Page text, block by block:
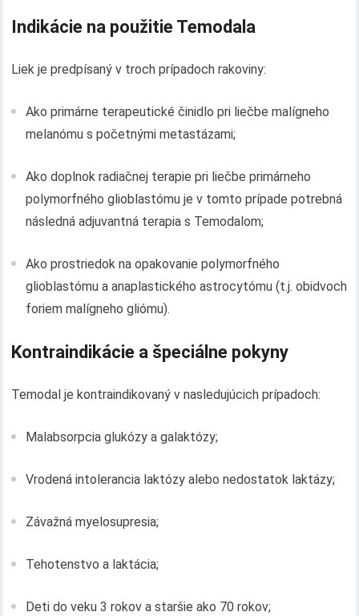
Indikácie na použitie Temodala
Liek je predpísaný v troch prípadoch rakoviny:
Ako primárne terapeutické činidlo pri liečbe malígneho
melanómu s početnými metastázami;
Ako doplnok radiačnej terapie pri liečbe primárneho
polymorfného glioblastómu je v tomto prípade potrebná
následná adjuvantná terapia s Temodalom;
Ako prostriedok na opakovanie polymorfného
glioblastómu a anaplastického astrocytómu (t.j. obidvoch
foriem malígneho gliómu).
Kontraindikácie a špeciálne pokyny
Temodal je kontraindikovaný v nasledujúcich prípadoch:
Malabsorpcia glukózy a galaktózy;
Vrodená intolerancia laktózy alebo nedostatok laktázy;
Závažná myelosupresia;
Tehotenstvo a laktácia;
Deti do veku 3 rokov a staršie ako 70 rokov;